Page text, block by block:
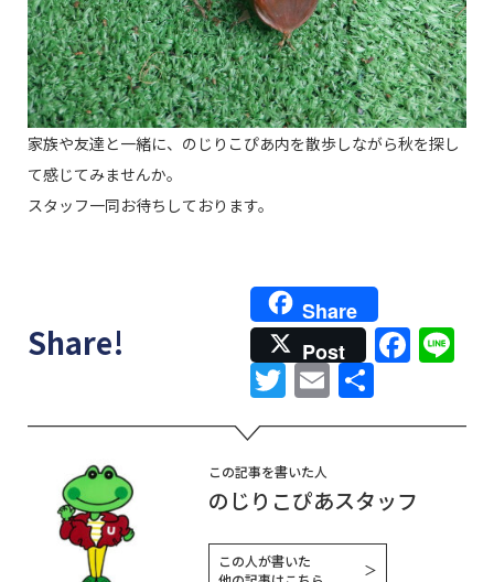
家族や友達と一緒に、のじりこぴあ内を散歩しながら秋を探し
て感じてみませんか。
スタッフ一同お待ちしております。
Share!
Share
Post
Twitter
Email
有
この記事を書いた人
のじりこぴあスタッフ
この人が書いた
＞